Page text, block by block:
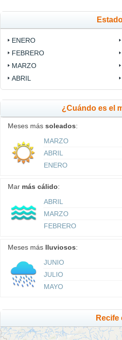
ENERO
FEBRERO
MARZO
ABRIL
¿Cuándo es el
Meses mássoleados:
MARZO
ABRIL
ENERO
Mar más cálido:
ABRIL
MARZO
FEBRERO
Meses más lluviosos:
JUNIO
JULIO
MAYO
Recife